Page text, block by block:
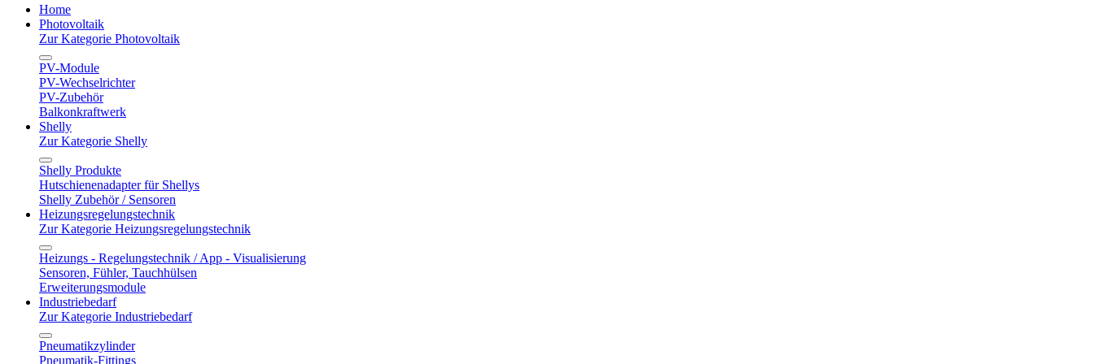
Home
Photovoltaik
Zur Kategorie Photovoltaik
PV-Module
PV-Wechselrichter
PV-Zubehör
Balkonkraftwerk
Shelly
Zur Kategorie Shelly
Shelly Produkte
Hutschienenadapter für Shellys
Shelly Zubehör / Sensoren
Heizungsregelungstechnik
Zur Kategorie Heizungsregelungstechnik
Heizungs - Regelungstechnik / App - Visualisierung
Sensoren, Fühler, Tauchhülsen
Erweiterungsmodule
Industriebedarf
Zur Kategorie Industriebedarf
Pneumatikzylinder
Pneumatik-Fittings